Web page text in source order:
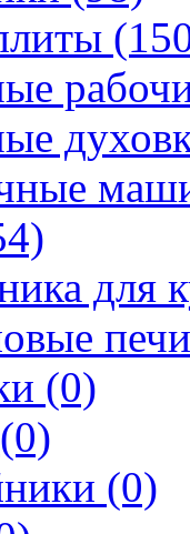
для
(0)
(0)